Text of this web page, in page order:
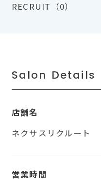
RECRUIT（0）
Salon Details
店舗名
ネクサスリクルート
営業時間